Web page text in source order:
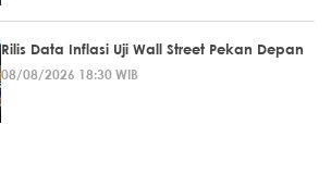
Rilis Data Inflasi Uji Wall Street Pekan Depan
08/08/2026 18:30 WIB